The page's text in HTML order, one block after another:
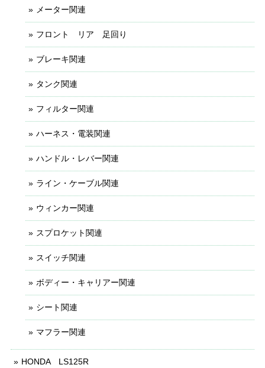
メーター関連
フロント リア 足回り
ブレーキ関連
タンク関連
フィルター関連
ハーネス・電装関連
ハンドル・レバー関連
ライン・ケーブル関連
ウィンカー関連
スプロケット関連
スイッチ関連
ボディー・キャリアー関連
シート関連
マフラー関連
HONDA LS125R